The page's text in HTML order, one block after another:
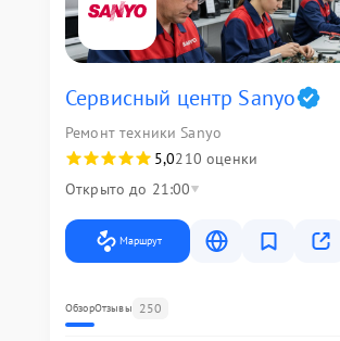
Сервисный центр Sanyo
Ремонт техники Sanyo
5,0210 оценки
Открыто до 21:00
Маршрут
ОбзорОтзывы 250